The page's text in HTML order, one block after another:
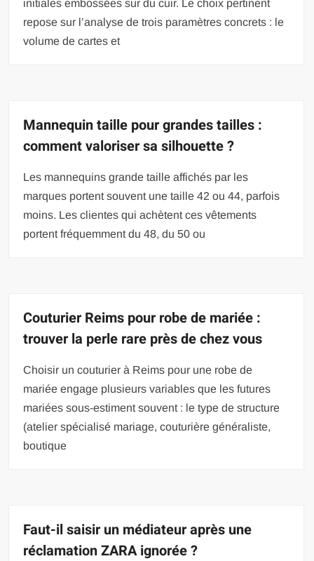
initiales embossées sur du cuir. Le choix pertinent
repose sur l’analyse de trois paramètres concrets : le
volume de cartes et
Mannequin taille pour grandes tailles :
comment valoriser sa silhouette ?
Les mannequins grande taille affichés par les
marques portent souvent une taille 42 ou 44, parfois
moins. Les clientes qui achètent ces vêtements
portent fréquemment du 48, du 50 ou
Couturier Reims pour robe de mariée :
trouver la perle rare près de chez vous
Choisir un couturier à Reims pour une robe de
mariée engage plusieurs variables que les futures
mariées sous-estiment souvent : le type de structure
(atelier spécialisé mariage, couturière généraliste,
boutique
Faut-il saisir un médiateur après une
réclamation ZARA ignorée ?